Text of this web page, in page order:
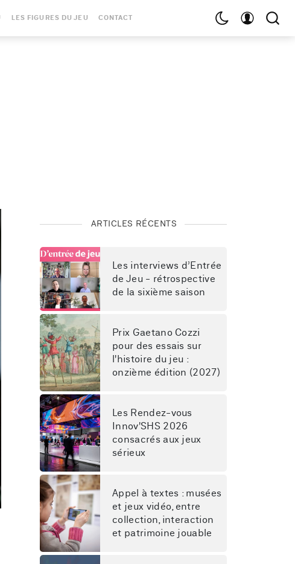
LES FIGURES DU JEU CONTACT
ARTICLES RÉCENTS
Les interviews d’Entrée
de Jeu - rétrospective
de la sixième saison
Prix Gaetano Cozzi
pour des essais sur
l'histoire du jeu :
onzième édition (2027)
Les Rendez-vous
Innov'SHS 2026
consacrés aux jeux
sérieux
Appel à textes : musées
et jeux vidéo, entre
collection, interaction
et patrimoine jouable